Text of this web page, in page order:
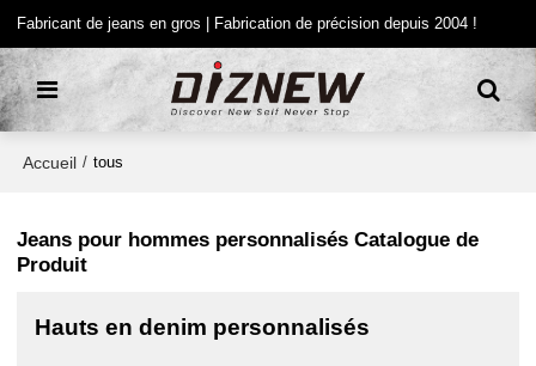
Fabricant de jeans en gros | Fabrication de précision depuis 2004 !
Accueil / tous
Jeans pour hommes personnalisés Catalogue de
Produit
Hauts en denim personnalisés